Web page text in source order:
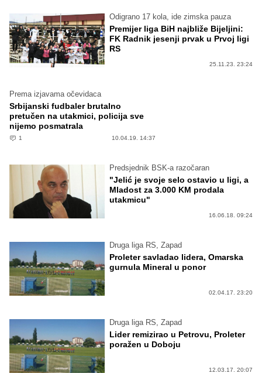
Odigrano 17 kola, ide zimska pauza
Premijer liga BiH najbliže Bijeljini:
FK Radnik jesenji prvak u Prvoj ligi
RS
25.11.23. 23:24
Prema izjavama očevidaca
Srbijanski fudbaler brutalno
pretučen na utakmici, policija sve
nijemo posmatrala
1 10.04.19. 14:37
Predsjednik BSK-a razočaran
"Jelić je svoje selo ostavio u ligi, a
Mladost za 3.000 KM prodala
utakmicu"
16.06.18. 09:24
Druga liga RS, Zapad
Proleter savladao lidera, Omarska
gurnula Mineral u ponor
02.04.17. 23:20
Druga liga RS, Zapad
Lider remizirao u Petrovu, Proleter
poražen u Doboju
12.03.17. 20:07